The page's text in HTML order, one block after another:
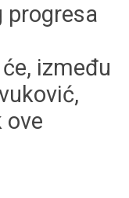
progresa
između
ove